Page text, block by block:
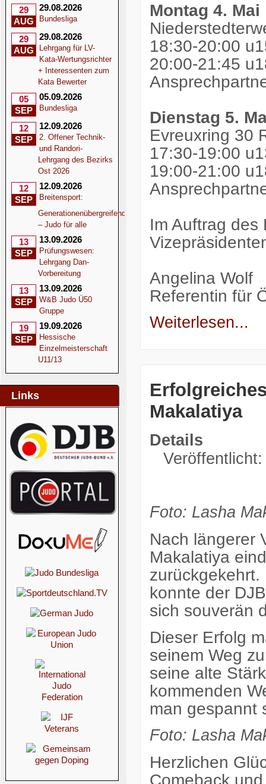
29
AUG
29.08.2026
Bundesliga
29
AUG
29.08.2026
Lehrgang für LV-
Kata-Wertungsrichter
+ Interessenten zum
Kata Bewerter
05
SEP
05.09.2026
Bundesliga
12
SEP
12.09.2026
2. Offener Technik-
und Randori-
Lehrgang des Bezirks
Ost 2026
12
SEP
12.09.2026
Breitensport:
Generationenübergreifend
– Judo für alle
13
SEP
13.09.2026
Prüfungswesen:
Lehrgang Dan-
Vorbereitung
13
SEP
13.09.2026
W&B Judo Ü50
Gruppe
19
SEP
19.09.2026
Hessische
Einzelmeisterschaft
U11/13
Links
Montag 4. Mai
18:30-20:00
20:00-21:45
Dienstag 5.
Evreuxring 30
17:30-19:00
19:00-21:00
Im Auftrag des
Angelina Wolf
Referentin für
Weiterlesen...
Makalatiya
Details
Foto: Lasha
Nach längerer
Makalatiya
zurückgekehrt.
konnte der
sich souverän
Dieser Erfolg
seinem Weg
seine alte
kommenden
man gespannt
Foto: Lasha
Herzlichen
Comeback